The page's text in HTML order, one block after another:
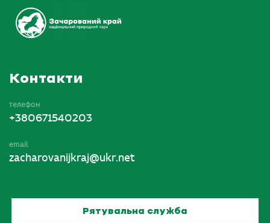
Контакти
телефон
+380671540203
email
zacharovanijkraj@ukr.net
Рятувальна служба